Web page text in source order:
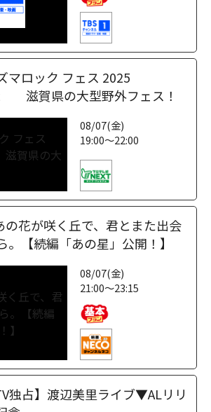
マロック フェス 2025
滋賀県の大型野外フェス！
08/07(金)
19:00～22:00
の花が咲く丘で、君とまた出会
。【続編「あの星」公開！】
08/07(金)
21:00～23:15
独占】渡辺美里ライブ▼ALリリ